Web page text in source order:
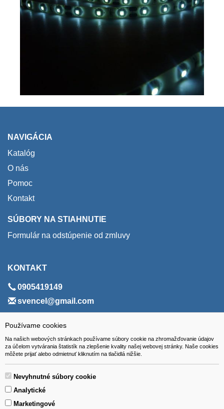
Používame cookies
Na našich webových stránkach používame súbory cookie na zhromažďovanie údajov
za účelom vytvárania štatistík na zlepšenie kvality našej webovej stránky. Naše cookies
môžete prijať alebo odmietnuť kliknutím na tlačidlá nižšie.
Nevyhnutné súbory cookie
Analytické
Marketingové
NAVIGÁCIA
Katalóg
O nás
Pomoc
Kontakt
SÚBORY NA STIAHNUTIE
Formulár na odstúpenie od zmluvy
KONTAKT
0905419149
svencel@gmail.com
ADRESA
VEST - tech s.r.o.
Hviezdoslavova 280/6, 965 01 Žiar nad Hronom
Slovakia (Slovak Republic)